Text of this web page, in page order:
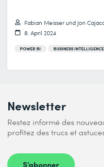
Fabian Meisser und Jon
8. April 2024
POWER BI BUSINESS INTELLIGENCE
Newsletter
Restez informé des
profitez des trucs et
S’abonner